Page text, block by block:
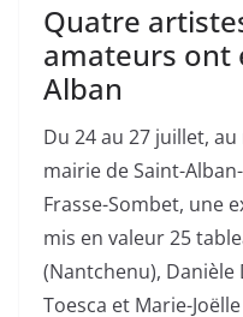
Quatre
amateurs ont
Alban
Du 24 au 27 juillet,
mairie de Saint-
Frasse-Sombet, une
mis en valeur 25
(Nantchenu), Danièle
Toesca et Marie-